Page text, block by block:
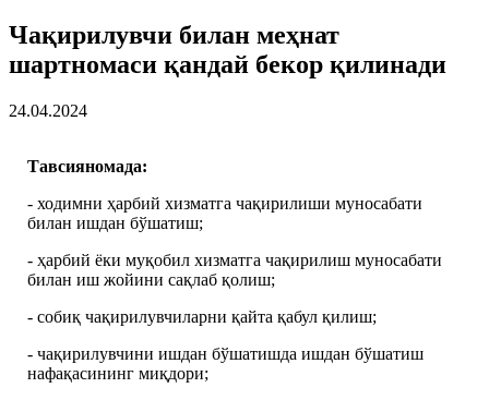
Чақирилувчи билан меҳнат
шартномаси қандай бекор қилинади
24.04.2024
Тавсияномада:
- ходимни ҳарбий хизматга чақирилиши муносабати
билан ишдан бўшатиш;
- ҳарбий ёки муқобил хизматга чақирилиш муносабати
билан иш жойини сақлаб қолиш;
- собиқ чақирилувчиларни қайта қабул қилиш;
- чақирилувчини ишдан бўшатишда ишдан бўшатиш
нафақасининг миқдори;